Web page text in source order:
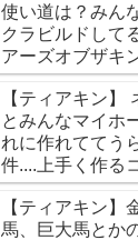
使い道は？みん
クラビルドして
アーズオブザキ
【ティアキン】
とみんなマイホ
れに作れててう
件....上手く作る
る？【ティアー
ングダム】
【ティアキン】
馬、巨大馬とか